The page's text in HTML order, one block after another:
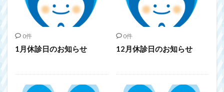
0件
1月休診日のお知らせ
0件
12月休診日のお知らせ